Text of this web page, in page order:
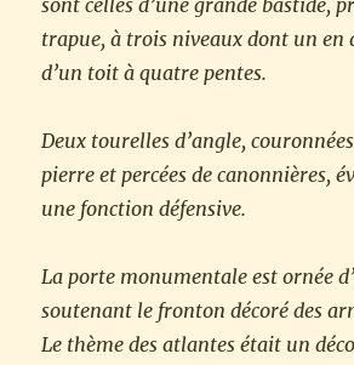
sont celles d’une grande bastide,
trapue, à trois niveaux dont un en
d’un toit à quatre pentes.
Deux tourelles d’angle,
pierre et percées de canonnières,
une fonction défensive.
La porte monumentale est ornée
soutenant le fronton décoré des
Le thème des atlantes était un